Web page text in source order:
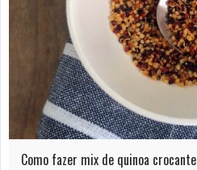
Como fazer mix de quinoa crocante